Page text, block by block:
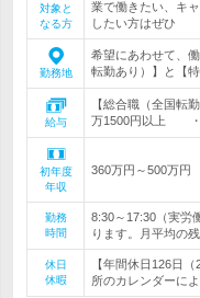
対象と
なる方
業で働きたい、キ
したい方はぜひ
勤務地
希望にあわせて、
転勤あり）】と【
給与
【総合職（全国
万1500円以上
初年度
年収
360万円～500万円
勤務
時間
8:30～17:30（実労
ります。月平均の
休日
休暇
【年間休日126日
所のカレンダーに